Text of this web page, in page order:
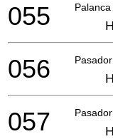
055
056
057